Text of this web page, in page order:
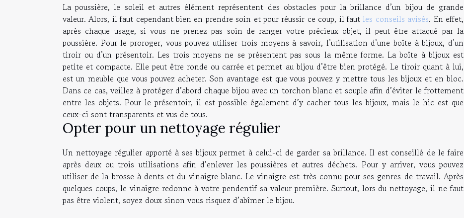
La poussière, le soleil et autres élément représentent des obstacles pour la brillance d’un bijou de grande
valeur. Alors, il faut cependant bien en prendre soin et pour réussir ce coup, il fautles conseils avisés. En effet,
après chaque usage, si vous ne prenez pas soin de ranger votre précieux objet, il peut être attaqué par la
poussière. Pour le proroger, vous pouvez utiliser trois moyens à savoir, l’utilisation d’une boîte à bijoux, d’un
tiroir ou d’un présentoir. Les trois moyens ne se présentent pas sous la même forme. La boîte à bijoux est
petite et compacte. Elle peut être ronde ou carrée et permet au bijou d’être bien protégé. Le tiroir quant à lui,
est un meuble que vous pouvez acheter. Son avantage est que vous pouvez y mettre tous les bijoux et en bloc.
Dans ce cas, veillez à protéger d’abord chaque bijou avec un torchon blanc et souple afin d’éviter le frottement
entre les objets. Pour le présentoir, il est possible également d’y cacher tous les bijoux, mais le hic est que
ceux-ci sont transparents et vus de tous.
Opter pour un nettoyage régulier
Un nettoyage régulier apporté à ses bijoux permet à celui-ci de garder sa brillance. Il est conseillé de le faire
après deux ou trois utilisations afin d’enlever les poussières et autres déchets. Pour y arriver, vous pouvez
utiliser de la brosse à dents et du vinaigre blanc. Le vinaigre est très connu pour ses genres de travail. Après
quelques coups, le vinaigre redonne à votre pendentif sa valeur première. Surtout, lors du nettoyage, il ne faut
pas être violent, soyez doux sinon vous risquez d’abîmer le bijou.